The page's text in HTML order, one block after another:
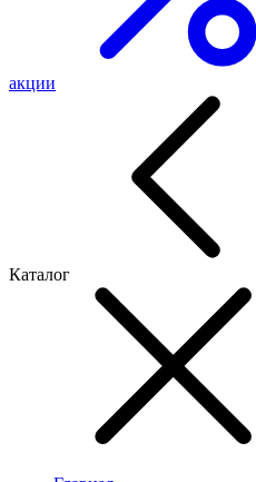
акции
Каталог